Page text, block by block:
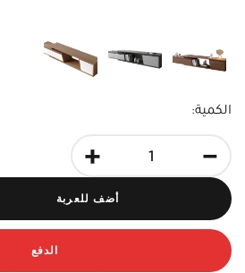
الكمية:
-
+
أضف للعربة
الدفع